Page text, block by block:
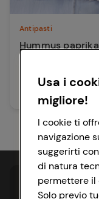
Antipasti
Hummus
20 min Facile
Usa i
migliore!
I cookie ti
navigazione
suggerirti
di natura
permettere il
Solo previo